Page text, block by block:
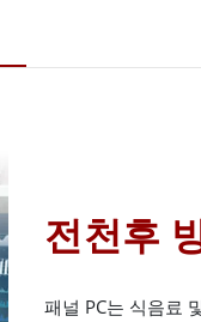
전천후
패널 PC는 식음료